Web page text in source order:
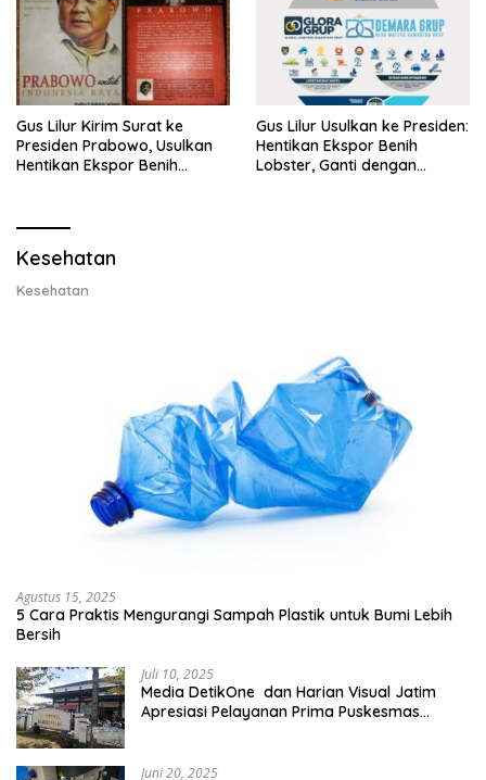
Gus Lilur Kirim Surat ke
Presiden Prabowo, Usulkan
Hentikan Ekspor Benih
Gus Lilur Usulkan ke Presiden:
Hentikan Ekspor Benih
Lobster, Ganti dengan
Kesehatan
Kesehatan
Agustus 15, 2025
5 Cara Praktis Mengurangi Sampah Plastik untuk Bumi Lebih
Bersih
Juli 10, 2025
Media DetikOne dan Harian Visual Jatim
Apresiasi Pelayanan Prima Puskesmas
Juni 20, 2025